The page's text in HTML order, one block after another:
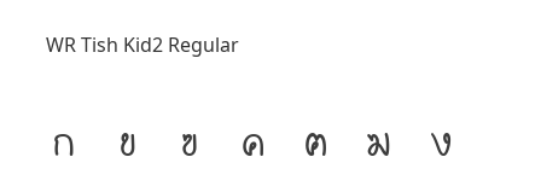
WR Tish Kid2 Regular
ก ข ฃ ค ฅ ฆ
ง